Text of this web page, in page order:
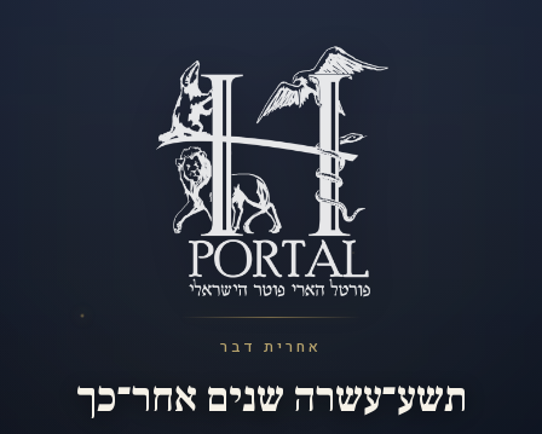
אחרית דבר
תשע־עשרה שנים אחר־כך